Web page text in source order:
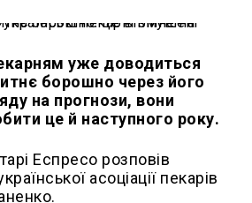
уже доводиться
борошно через його
на прогнози, вони
це й наступного року.
Еспресо розповів
асоціації пекарів